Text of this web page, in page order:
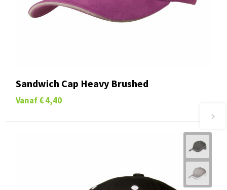
Sandwich Cap Heavy Brushed
Vanaf € 4,40